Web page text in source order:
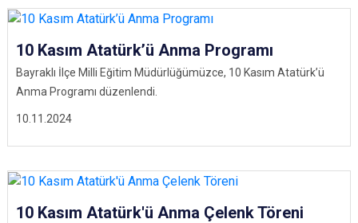
10.11.2024
10 Kasım Atatürk’ü Anma Programı
Bayraklı İlçe Milli Eğitim Müdürlüğümüzce, 10 Kasım Atatürk’ü
Anma Programı düzenlendi.
10 Kasım Atatürk'ü Anma Çelenk Töreni